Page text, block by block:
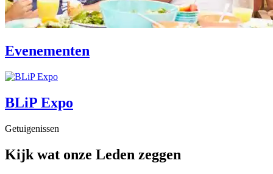
Evenementen
BLiP Expo
Getuigenissen
Kijk wat onze Leden zeggen